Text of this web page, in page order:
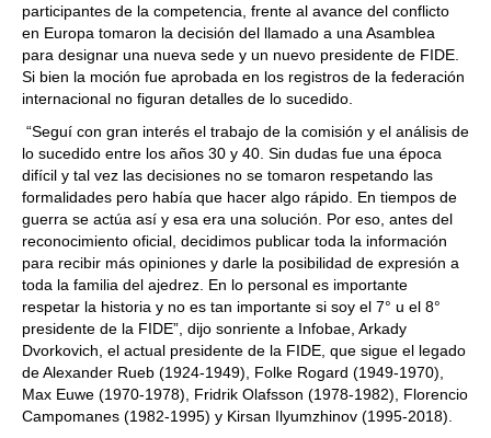
participantes de la competencia, frente al avance del conflicto
en Europa tomaron la decisión del llamado a una Asamblea
para designar una nueva sede y un nuevo presidente de FIDE.
Si bien la moción fue aprobada en los registros de la federación
internacional no figuran detalles de lo sucedido.
“Seguí con gran interés el trabajo de la comisión y el análisis de
lo sucedido entre los años 30 y 40. Sin dudas fue una época
difícil y tal vez las decisiones no se tomaron respetando las
formalidades pero había que hacer algo rápido. En tiempos de
guerra se actúa así y esa era una solución. Por eso, antes del
reconocimiento oficial, decidimos publicar toda la información
para recibir más opiniones y darle la posibilidad de expresión a
toda la familia del ajedrez. En lo personal es importante
respetar la historia y no es tan importante si soy el 7° u el 8°
presidente de la FIDE”, dijo sonriente a Infobae, Arkady
Dvorkovich, el actual presidente de la FIDE, que sigue el legado
de Alexander Rueb (1924-1949), Folke Rogard (1949-1970),
Max Euwe (1970-1978), Fridrik Olafsson (1978-1982), Florencio
Campomanes (1982-1995) y Kirsan Ilyumzhinov (1995-2018).